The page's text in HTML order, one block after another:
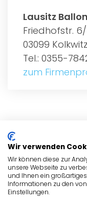
Lausitz
Friedhofstr. 6/
03099 Kolkwitz
Tel.: 0355-
zum
ALLGEMEIN
BRANCHEN
BRANCHEN
Wir verwenden
Wir können diese zur
unsere Webseite zu
und Ihnen ein
Informationen zu den
Einstellungen.